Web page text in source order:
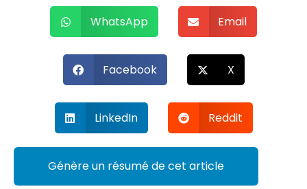
WhatsApp Email
Facebook X
LinkedIn Reddit
Génère un résumé de cet article